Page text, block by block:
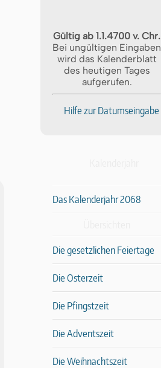
Gültig ab 1.1.4700 v. Chr.
Bei ungültigen Eingaben
wird das Kalenderblatt
des heutigen Tages
aufgerufen.
Hilfe zur Datumseingabe
Das Kalenderjahr 2068
Die gesetzlichen Feiertage
Die Osterzeit
Die Pfingstzeit
Die Adventszeit
Die Weihnachtszeit